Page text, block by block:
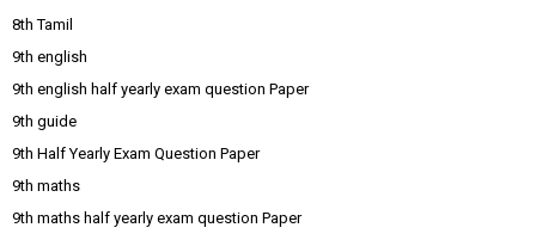
8th Tamil
9th english
9th english half yearly exam question Paper
9th guide
9th Half Yearly Exam Question Paper
9th maths
9th maths half yearly exam question Paper